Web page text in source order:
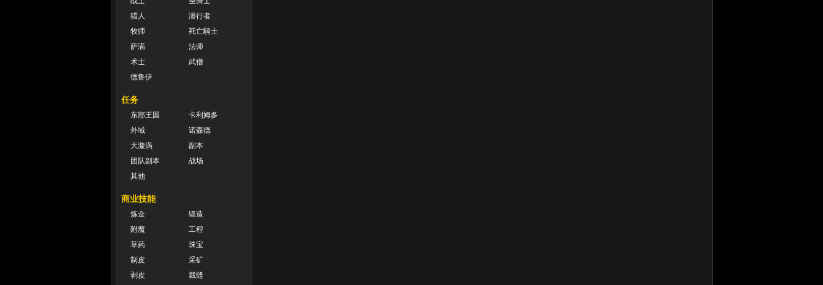
猎人
潜行者
牧师
死亡騎士
萨满
法师
术士
武僧
德鲁伊
任务
东部王国
卡利姆多
外域
诺森德
大漩涡
副本
团队副本
战场
其他
商业技能
炼金
锻造
附魔
工程
草药
珠宝
制皮
采矿
剥皮
裁缝